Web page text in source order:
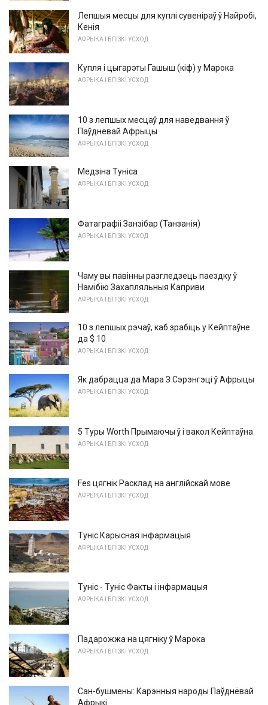
Лепшыя месцы для куплі сувеніраў ў Найробі,
Кенія
АФРЫКА І БЛІЗКІ УСХОД
Купля і цыгарэты Гашыш (кіф) у Марока
АФРЫКА І БЛІЗКІ УСХОД
10 з лепшых месцаў для наведвання ў
Паўднёвай Афрыцы
АФРЫКА І БЛІЗКІ УСХОД
Медзіна Туніса
АФРЫКА І БЛІЗКІ УСХОД
Фатаграфіі Занзібар (Танзанія)
АФРЫКА І БЛІЗКІ УСХОД
Чаму вы павінны разгледзець паездку ў
Намібію Захапляльныя Каприви
АФРЫКА І БЛІЗКІ УСХОД
10 з лепшых рэчаў, каб зрабіць у Кейптаўне
да $ 10
АФРЫКА І БЛІЗКІ УСХОД
Як дабрацца да Мара З Сэрэнгэці ў Афрыцы
АФРЫКА І БЛІЗКІ УСХОД
5 Туры Worth Прымаючы ў і вакол Кейптаўна
АФРЫКА І БЛІЗКІ УСХОД
Fes цягнік Расклад на англійскай мове
АФРЫКА І БЛІЗКІ УСХОД
Туніс Карысная інфармацыя
АФРЫКА І БЛІЗКІ УСХОД
Туніс - Туніс Факты і інфармацыя
АФРЫКА І БЛІЗКІ УСХОД
Падарожжа на цягніку ў Марока
АФРЫКА І БЛІЗКІ УСХОД
Сан-бушмены: Карэнныя народы Паўднёвай
Афрыкі